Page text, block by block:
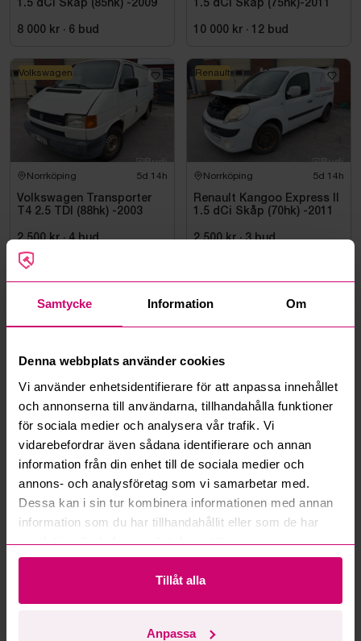
Samtycke Information Om
Denna webbplats använder cookies
Vi använder enhetsidentifierare för att anpassa innehållet
och annonserna till användarna, tillhandahålla funktioner
för sociala medier och analysera vår trafik. Vi
vidarebefordrar även sådana identifierare och annan
information från din enhet till de sociala medier och
annons- och analysföretag som vi samarbetar med.
Dessa kan i sin tur kombinera informationen med annan
information som du har tillhandahållit eller som de har
samlat in när du har använt deras tjänster.
Tillåt alla
Anpassa
1.5 dCi Skåp (85hk) -2009
8 000 kr · 6 bud
1.5 dCi Skåp (75hk)-2011
10 000 kr · 12 bud
Norrköping 5d 14h
Volkswagen Transporter
T4 2.5 TDI (88hk) -2003
2 500 kr ·4 bud
Volkswagen
Norrköping 5d 14h
Renault Kangoo Express II
1.5 dCi Skåp (70hk) -2011
2 500 kr ·3 bud
Renault
Norrköping 5d 14h
Redskapsbärare Wille
355B
29 500 kr ·12 bud
Norrköping 5d 14h
Ford Transit Connect 1.8
TDCi (90hk) -2010
7 000 kr ·8 bud
Ford
(reparationsobjekt)